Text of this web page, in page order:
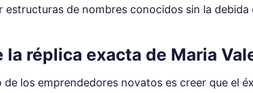
estructuras de nombres conocidos sin la debida
la réplica exacta de Maria
de los emprendedores novatos es creer que el